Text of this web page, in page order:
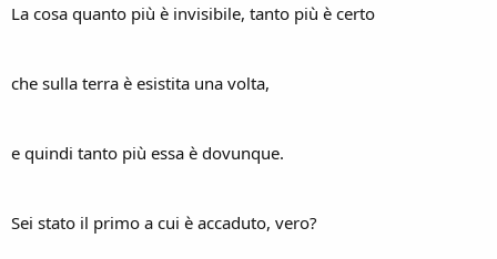
La cosa quanto più è invisibile, tanto più è certo
che sulla terra è esistita una volta,
e quindi tanto più essa è dovunque.
Sei stato il primo a cui è accaduto, vero?